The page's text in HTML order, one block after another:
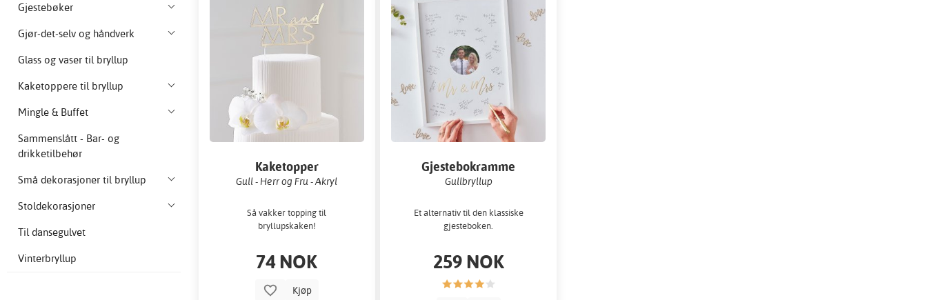
Gjestebøker
Gjør-det-selv og håndverk
Glass og vaser til bryllup
Kaketoppere til bryllup
Mingle & Buffet
Sammenslått - Bar- og
drikketilbehør
Små dekorasjoner til bryllup
Stoldekorasjoner
Til dansegulvet
Vinterbryllup
Kaketopper
Gull - Herr og Fru - Akryl
Så vakker topping til
bryllupskaken!
74 NOK
Kjøp
Gjestebokramme
Gullbryllup
Et alternativ til den klassiske
gjesteboken.
259 NOK